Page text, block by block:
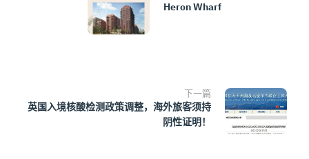
Heron Wharf
下一篇
英国入境核酸检测政策调整，海外旅客须持
阴性证明！